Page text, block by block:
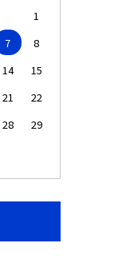
1
7
8
14
15
21
22
28
29